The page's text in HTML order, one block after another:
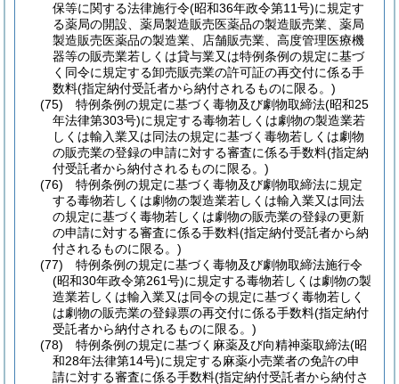
保等に関する法律施行令(昭和36年政令第11号)に規定す
る薬局の開設、薬局製造販売医薬品の製造販売業、薬局
製造販売医薬品の製造業、店舗販売業、高度管理医療機
器等の販売業若しくは貸与業又は特例条例の規定に基づ
く同令に規定する卸売販売業の許可証の再交付に係る手
数料(指定納付受託者から納付されるものに限る。)
(75)
特例条例の規定に基づく毒物及び劇物取締法(昭和25
年法律第303号)に規定する毒物若しくは劇物の製造業若
しくは輸入業又は同法の規定に基づく毒物若しくは劇物
の販売業の登録の申請に対する審査に係る手数料(指定納
付受託者から納付されるものに限る。)
(76)
特例条例の規定に基づく毒物及び劇物取締法に規定
する毒物若しくは劇物の製造業若しくは輸入業又は同法
の規定に基づく毒物若しくは劇物の販売業の登録の更新
の申請に対する審査に係る手数料(指定納付受託者から納
付されるものに限る。)
(77)
特例条例の規定に基づく毒物及び劇物取締法施行令
(昭和30年政令第261号)に規定する毒物若しくは劇物の製
造業若しくは輸入業又は同令の規定に基づく毒物若しく
は劇物の販売業の登録票の再交付に係る手数料(指定納付
受託者から納付されるものに限る。)
(78)
特例条例の規定に基づく麻薬及び向精神薬取締法(昭
和28年法律第14号)に規定する麻薬小売業者の免許の申
請に対する審査に係る手数料(指定納付受託者から納付さ